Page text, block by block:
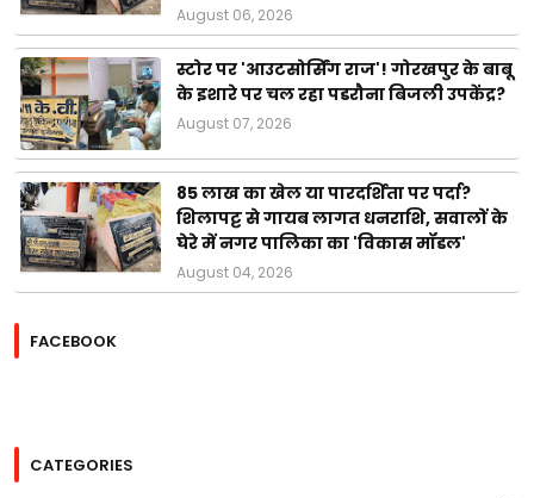
August 06, 2026
स्टोर पर 'आउटसोर्सिंग राज'! गोरखपुर के बाबू
के इशारे पर चल रहा पडरौना बिजली उपकेंद्र?
August 07, 2026
85 लाख का खेल या पारदर्शिता पर पर्दा?
शिलापट्ट से गायब लागत धनराशि, सवालों के
घेरे में नगर पालिका का 'विकास मॉडल'
August 04, 2026
FACEBOOK
CATEGORIES